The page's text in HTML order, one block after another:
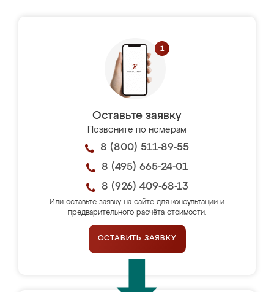
Оставьте заявку
Позвоните по номерам
8 (800) 511-89-55
8 (495) 665-24-01
8 (926) 409-68-13
Или оставьте заявку на сайте для консультации и
предварительного расчёта стоимости.
ОСТАВИТЬ ЗАЯВКУ